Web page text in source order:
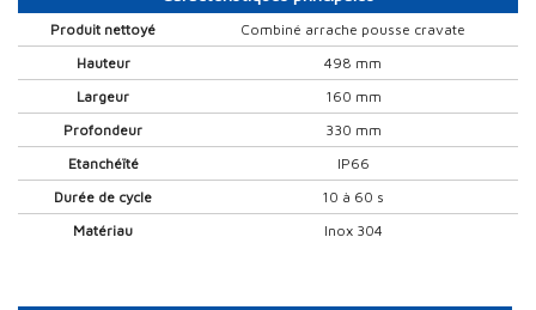
Produit nettoyé
Combiné arrache pousse cravate
Hauteur
498 mm
Largeur
160 mm
Profondeur
330 mm
Etanchéïté
IP66
Durée de cycle
10 à 60 s
Matériau
Inox 304